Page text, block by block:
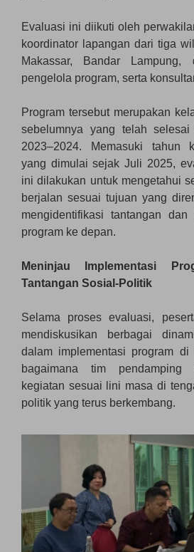
Evaluasi ini diikuti oleh
koordinator lapangan dari tiga
Makassar, Bandar
pengelola program, serta
Program tersebut merupakan
sebelumnya yang telah
2023–2024. Memasuki tahun
yang dimulai sejak Juli 2025,
ini dilakukan untuk mengetahui
berjalan sesuai tujuan yang
mengidentifikasi tantangan dan
program ke depan.
Meninjau Implementasi
Tantangan Sosial-Politik
Selama proses evaluasi,
mendiskusikan berbagai
dalam implementasi program di
bagaimana tim pendamping
kegiatan sesuai lini masa di
politik yang terus berkembang.